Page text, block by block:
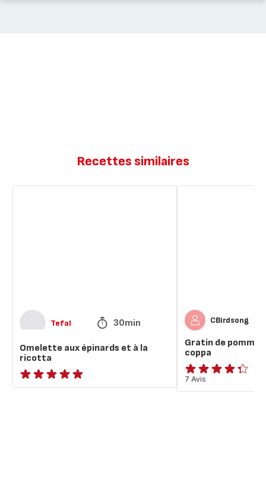
Recettes similaires
Tefal 30min
Omelette aux épinards et à la
ricotta
ratings.NaN
CBirdsong
Gratin de pomme
coppa
ratings.4.3
7 Avis